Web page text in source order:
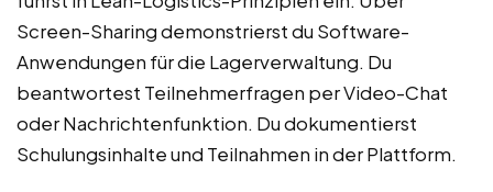
Screen-Sharing demonstrierst du Software-
Anwendungen für die Lagerverwaltung. Du
beantwortest Teilnehmerfragen per Video-Chat
oder Nachrichtenfunktion. Du dokumentierst
Schulungsinhalte und Teilnahmen in der Plattform.